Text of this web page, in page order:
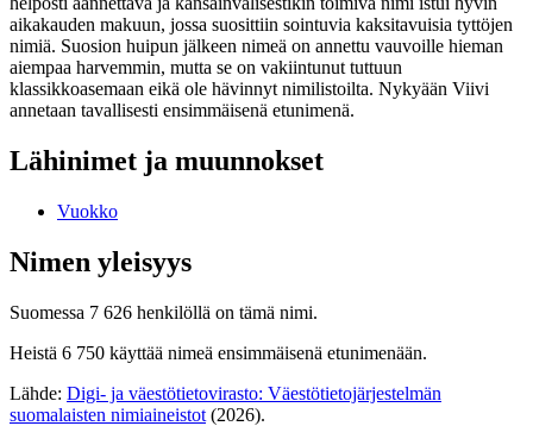
aikakauden makuun, jossa suosittiin sointuvia kaksitavuisia tyttöjen
nimiä. Suosion huipun jälkeen nimeä on annettu vauvoille hieman
aiempaa harvemmin, mutta se on vakiintunut tuttuun
klassikkoasemaan eikä ole hävinnyt nimilistoilta. Nykyään Viivi
annetaan tavallisesti ensimmäisenä etunimenä.
Lähinimet ja muunnokset
Vuokko
Nimen yleisyys
Suomessa 7 626 henkilöllä on tämä nimi.
Heistä 6 750 käyttää nimeä ensimmäisenä etunimenään.
Lähde: Digi- ja väestötietovirasto: Väestötietojärjestelmän
suomalaisten nimiaineistot (2026).